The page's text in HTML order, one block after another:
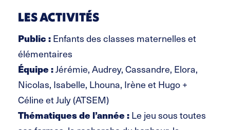
LES ACTIVITÉS
Public :Enfants des classes maternelles et
élémentaires
Équipe :Jérémie, Audrey, Cassandre, Elora,
Nicolas, Isabelle, Lhouna, Irène et Hugo +
Céline et July (ATSEM)
Thématiques de l’année :Le jeu sous toutes